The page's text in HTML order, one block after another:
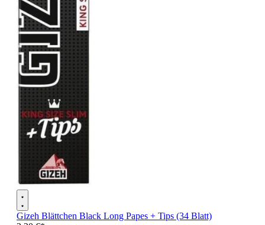
Gizeh Blättchen Black Long Papes + Tips (34 Blatt)